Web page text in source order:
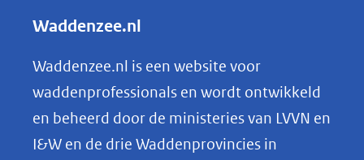
e
n
o
p
Waddenzee.nl
Waddenzee.nl is een website voor
waddenprofessionals en wordt ontwikkeld
en beheerd door de ministeries van LVVN en
I&W en de drie Waddenprovincies in